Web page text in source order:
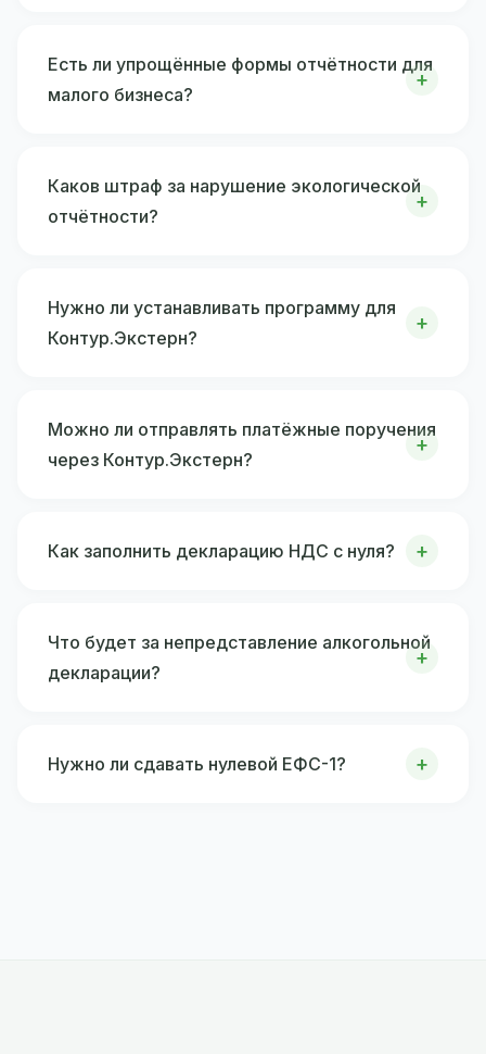
Есть ли упрощённые формы отчётности для
малого бизнеса?
Каков штраф за нарушение экологической
отчётности?
Нужно ли устанавливать программу для
Контур.Экстерн?
Можно ли отправлять платёжные поручения
через Контур.Экстерн?
Как заполнить декларацию НДС с нуля?
Что будет за непредставление алкогольной
декларации?
Нужно ли сдавать нулевой ЕФС-1?